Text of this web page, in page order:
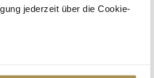
jederzeit über die Cookie-